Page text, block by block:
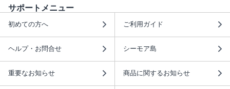
サポートメニュー
初めての方へ ご利用ガイド
ヘルプ・お問合せ シーモア島
重要なお知らせ 商品に関するお知らせ